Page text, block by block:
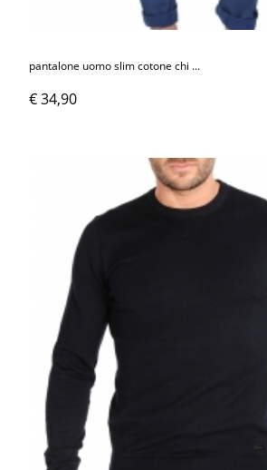
pantalone uomo slim cotone chi ...
€ 34,90